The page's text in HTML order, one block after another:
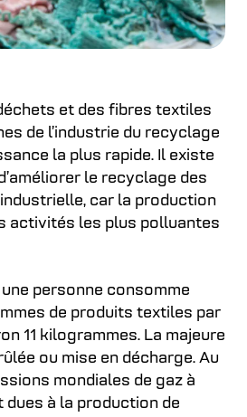
et des fibres textiles
de l’industrie du recyclage
la plus rapide. Il existe
le recyclage des
car la production
activités les plus polluantes
une personne consomme
de produits textiles par
11 kilogrammes. La majeure
ou mise en décharge. Au
mondiales de gaz à
à la production de